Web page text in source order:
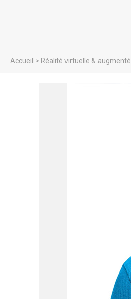
Accueil > Réalité virtuelle &